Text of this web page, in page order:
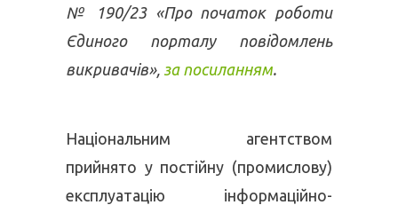
№ 190/23 «Про початок роботи
Єдиного порталу повідомлень
викривачів», за посиланням.
Національним агентством
прийнято у постійну (промислову)
експлуатацію інформаційно-